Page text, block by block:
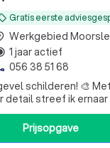
Gratis eerste
schilderen! 🎨
detail streef ik
uit te voeren! 🤩 • Binnen
• Plamuurwerken •
Van
Prijsopgave
Werkgebied
1 jaar actief
056 38 51 68